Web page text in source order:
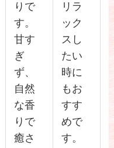
りで
す。
甘す
ぎ
ず、
自然
な香
りで
癒さ
リラ
ック
スし
たい
時に
もお
すす
めで
す。